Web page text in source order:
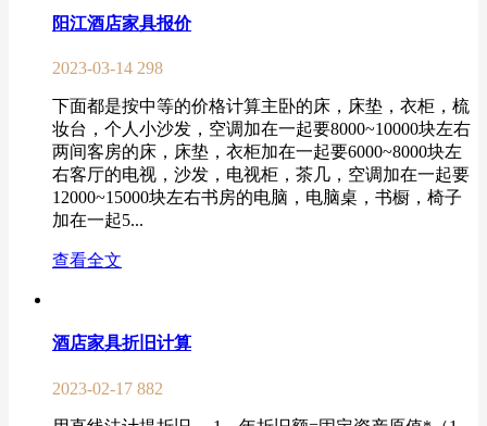
阳江酒店家具报价
2023-03-14 298
下面都是按中等的价格计算主卧的床，床垫，衣柜，梳
妆台，个人小沙发，空调加在一起要8000~10000块左右
两间客房的床，床垫，衣柜加在一起要6000~8000块左
右客厅的电视，沙发，电视柜，茶几，空调加在一起要
12000~15000块左右书房的电脑，电脑桌，书橱，椅子
加在一起5...
查看全文
酒店家具折旧计算
2023-02-17 882